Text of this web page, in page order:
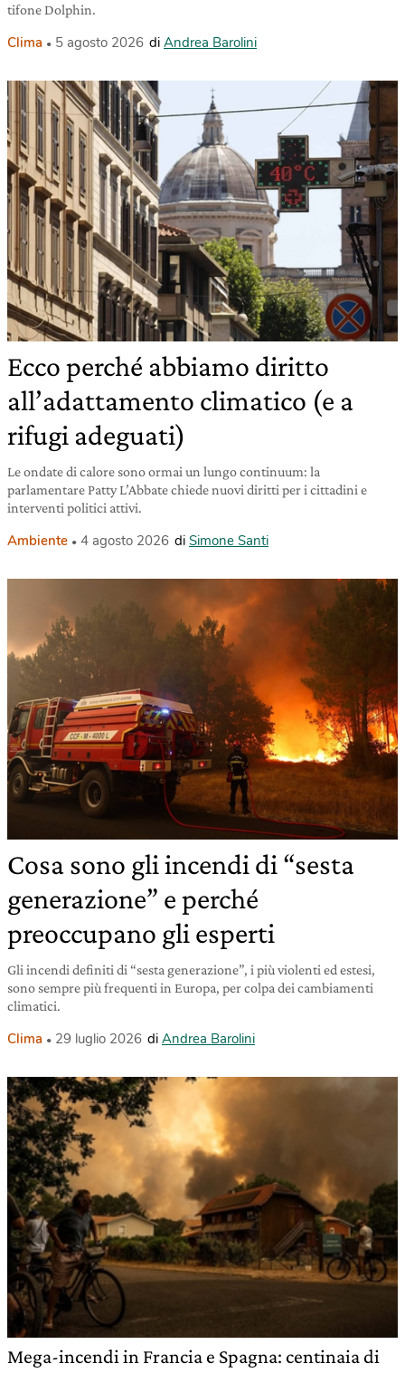
tifone Dolphin.
Clima 5 agosto 2026 di Andrea Barolini
Ecco perché abbiamo diritto
all’adattamento climatico (e a
rifugi adeguati)
Le ondate di calore sono ormai un lungo continuum: la
parlamentare Patty L’Abbate chiede nuovi diritti per i cittadini e
interventi politici attivi.
Ambiente 4 agosto 2026 di Simone Santi
Cosa sono gli incendi di “sesta
generazione” e perché
preoccupano gli esperti
Gli incendi definiti di “sesta generazione”, i più violenti ed estesi,
sono sempre più frequenti in Europa, per colpa dei cambiamenti
climatici.
Clima 29 luglio 2026 di Andrea Barolini
Mega-incendi in Francia e Spagna: centinaia di